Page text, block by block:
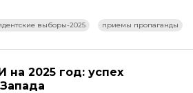
выборы-2025 приемы пропаганды
на 2025 год: успех